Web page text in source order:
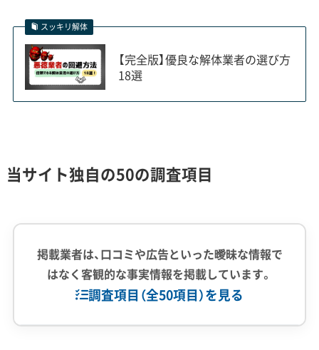
大規模開発に伴う解体需要と特有の課
題
2023年のコストコオープンをきっかけに矢島
らの転用や店舗の建て替えといった「開発型」
現在の明和町の解体事情を語る上で欠かせないの
が、国道122号沿いの矢島地区を中心とした大規模
スッキリ解体
【完全版】優良な解体業者の選び方
18選
当サイト独自の50の調査項目
掲載業者は、口コミや広告といった曖昧な情報で
はなく客観的な事実情報を掲載しています。
調査項目（全50項目）を見る